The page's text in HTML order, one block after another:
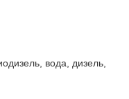
вода, дизель,